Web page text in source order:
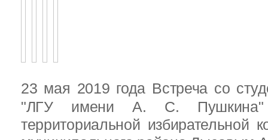
23 мая 2019 года Встреча со
"ЛГУ имени А. С. Пушкина"
территориальной избирательной